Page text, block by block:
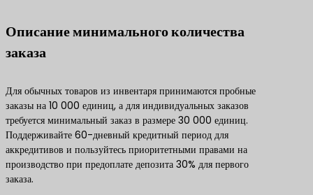
Описание минимального количества
заказа
Для обычных товаров из инвентаря принимаются пробные
заказы на 10 000 единиц, а для индивидуальных заказов
требуется минимальный заказ в размере 30 000 единиц.
Поддерживайте 60-дневный кредитный период для
аккредитивов и пользуйтесь приоритетными правами на
производство при предоплате депозита 30% для первого
заказа.